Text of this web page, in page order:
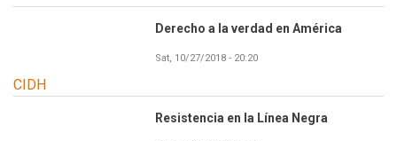
Derecho a la verdad en América
Sat, 10/27/2018 - 20:20
CIDH
Resistencia en la Línea Negra